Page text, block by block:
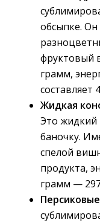
обсыпке. Он
фруктовый
грамм,
составляет
Жидкая
Это жидкий
баночку.
спелой
продукта,
грамм —